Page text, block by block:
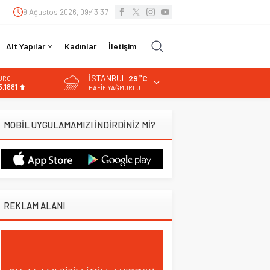
9 Ağustos 2026, 09:43:38
Alt Yapılar Kadınlar İletişim
İSTANBUL 29°C
HAFIF YAĞMURLU
MOBİL UYGULAMAMIZI İNDİRDİNİZ Mİ?
REKLAM ALANI